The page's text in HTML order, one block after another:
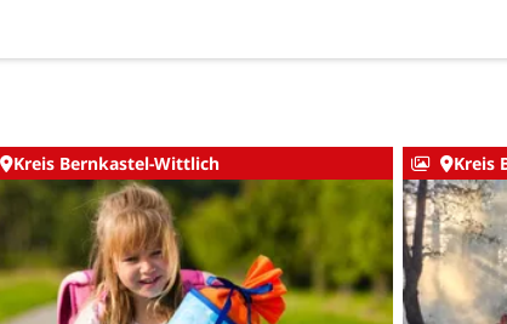
Kreis Bernkastel-Wittlich Kreis